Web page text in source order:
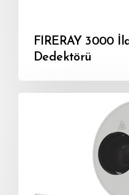
FIRERAY 3000
Dedektörü